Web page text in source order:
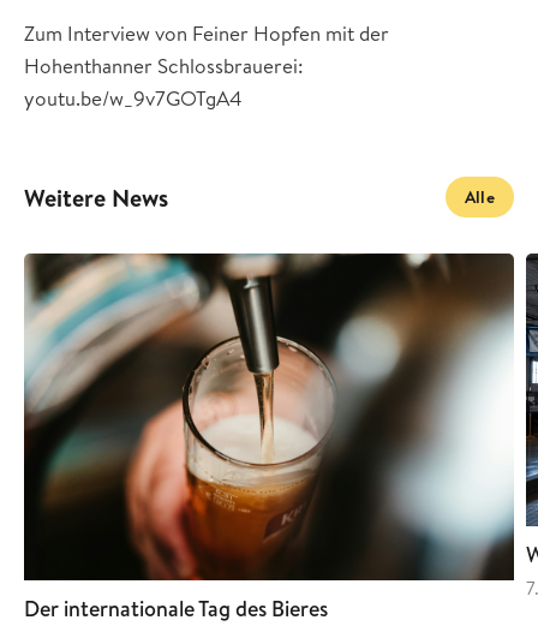
Zum Interview von Feiner Hopfen mit der
Hohenthanner Schlossbrauerei:
youtu.be/w_9v7GOTgA4
Weitere News Alle
Der internationale Tag des Bieres